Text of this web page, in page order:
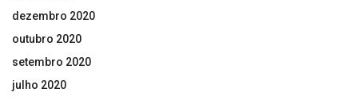
dezembro 2020
outubro 2020
setembro 2020
julho 2020